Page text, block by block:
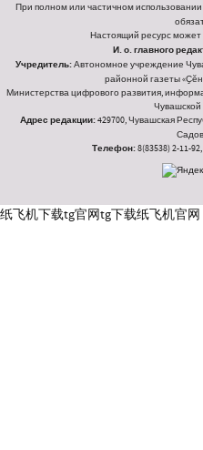
При полном или частичном
Настоящий ресурс
И. о. главного
Учредитель:Автономное учреждение
районной газеты
Министерства цифрового развития,
Чувашской
Адрес редакции:429700, Чувашская
Телефон:8(83538) 2-11-92,
纸飞机下载tg官网tg下载纸飞机官网